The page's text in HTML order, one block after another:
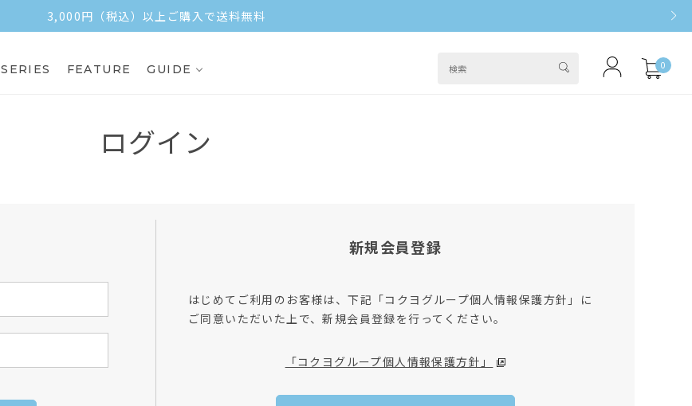
3,000円（税込）以上ご購入で送料無料
SERIES FEATURE GUIDE 0
ログイン
新規会員登録
はじめてご利用のお客様は、下記「コクヨグループ個人情報保護方針」に
ご同意いただいた上で、新規会員登録を行ってください。
「コクヨグループ個人情報保護方針」